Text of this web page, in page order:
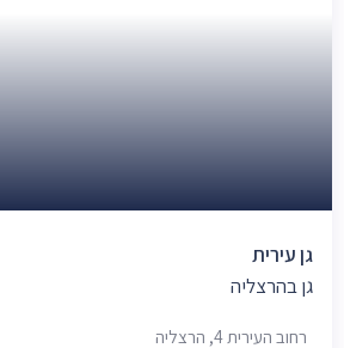
גן עירית
גן בהרצליה
רחוב העירית 4, הרצליה